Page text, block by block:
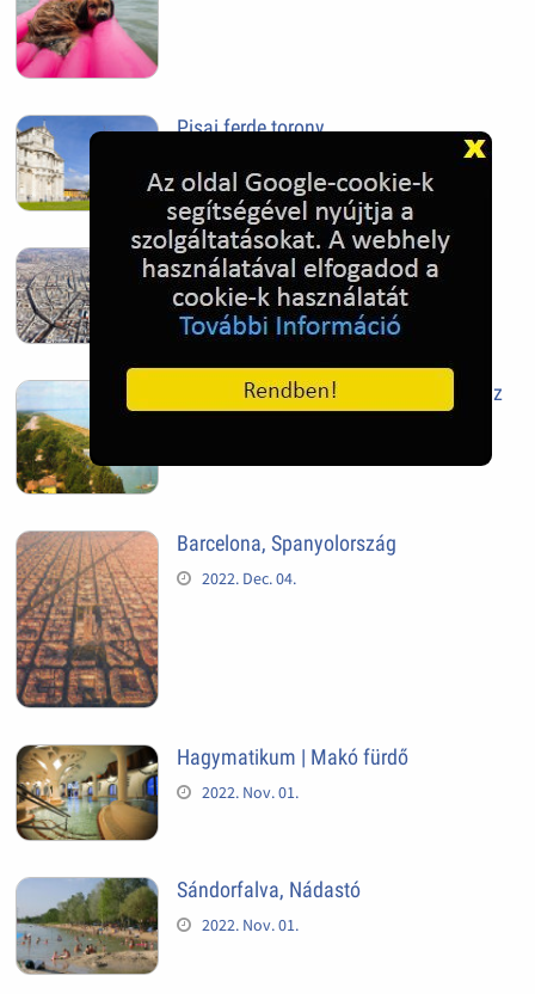
Pisai ferde torony
Szeged
2025. Oct. 28.
Siófok, mielőtt beépült az Aranypart az
1970-es évek elején
Barcelona, Spanyolország
2022. Dec. 04.
Hagymatikum | Makó fürdő
2022. Nov. 01.
Sándorfalva, Nádastó
2022. Nov. 01.